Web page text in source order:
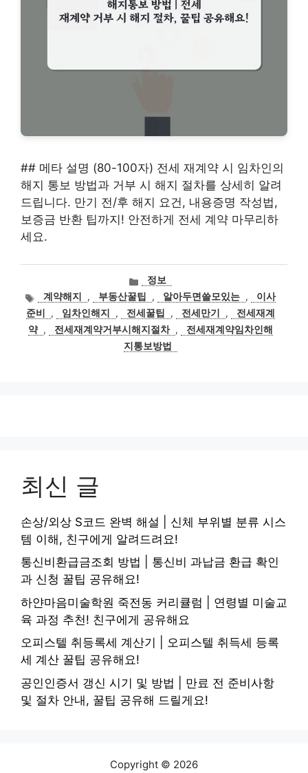
## 메타 설명 (80-100자) 전세 재계약 시 임차인의
해지 통보 방법과 거부 시 해지 절차를 상세히 알려
드립니다. 만기 전/후 해지 요건, 내용증명 작성법,
보증금 반환 팁까지! 안전하게 전세 계약 마무리하
세요.
카
테
고
리
정보
태
그
계약해지 , 부동산꿀팁 , 알아두면쓸모있는 ,
이사
준비
, 임차인해지 , 전세꿀팁 , 전세만기 ,
전세재계
약 , 전세재계약거부시해지절차 ,
전세재계약임차인해
지통보방법
최신 글
손상/외상 S코드 완벽 해설 | 신체 부위별 분류 시스
템 이해, 친구에게 알려드려요!
통신비환급금조회 방법 | 통신비 과납금 환급 확인
과 신청 꿀팁 공유해요!
하얀마음미술학원 죽전동 커리큘럼 | 연령별 미술교
육 과정 추천! 친구에게 공유해요
오피스텔 취등록세 계산기 | 오피스텔 취득세 등록
세 계산 꿀팁 공유해요!
공인인증서 갱신 시기 및 방법 | 만료 전 준비사항
및 절차 안내, 꿀팁 공유해 드릴게요!
Copyright © 2026